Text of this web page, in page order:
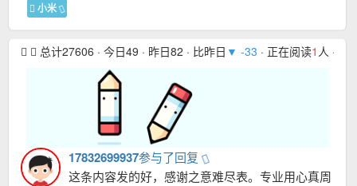
小米
总计27606 · 今日49 · 昨日82 · 比昨日 ▼ -33 · 正在阅读1 人 · 本
17832699937参与了回复
这条内容发的好，感谢之意难尽表。专业用心真周